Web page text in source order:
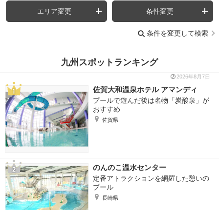
エリア変更 条件変更
条件を変更して検索
九州スポットランキング
2026年8月7日
佐賀大和温泉ホテル アマンディ
プールで遊んだ後は名物「炭酸泉」が
おすすめ
佐賀県
のんのこ温水センター
定番アトラクションを網羅した憩いの
プール
長崎県